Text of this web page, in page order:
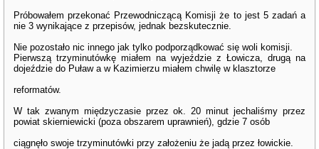
Próbowałem przekonać Przewodniczącą Komisji że to jest 5 zadań a
nie 3 wynikające z przepisów, jednak bezskutecznie.
Nie pozostało nic innego jak tylko podporządkować się woli komisji.
Pierwszą trzyminutówkę miałem na wyjeździe z Łowicza, drugą na
dojeździe do Puław a w Kazimierzu miałem chwilę w klasztorze
reformatów.
W tak zwanym międzyczasie przez ok. 20 minut jechaliśmy przez
powiat skierniewicki (poza obszarem uprawnień), gdzie 7 osób
ciągnęło swoje trzyminutówki przy założeniu że jadą przez łowickie.